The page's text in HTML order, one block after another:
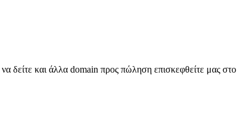
δείτε και άλλα domain προς πώληση επισκεφθείτε μας στο